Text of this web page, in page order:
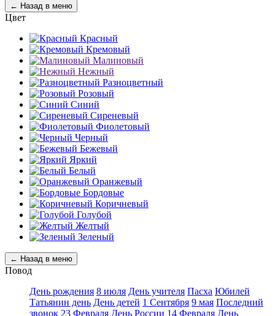
← Назад в меню
Цвет
Красный
Кремовый
Малиновый
Нежный
Разноцветный
Розовый
Синий
Сиреневый
Фиолетовый
Черный
Бежевый
Яркий
Белый
Оранжевый
Бордовые
Коричневый
Голубой
Желтый
Зеленый
← Назад в меню
Повод
День рождения 8 июля День учителя Пасха Юбилей
Татьянин день День детей 1 Сентября 9 мая Последний
звонок 23 Февраля День России 14 Февраля День